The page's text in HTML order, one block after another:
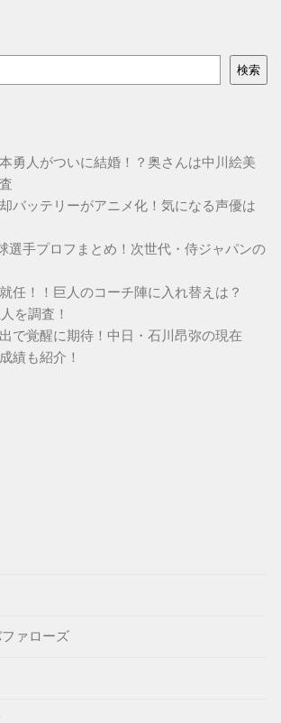
検索
勇人がついに結婚！？奥さんは中川絵美
バッテリーがアニメ化！気になる声優は
選手プロフまとめ！次世代・侍ジャパンの
任！！巨人のコーチ陣に入れ替えは？
を調査！
で覚醒に期待！中日・石川昂弥の現在
績も紹介！
ァローズ